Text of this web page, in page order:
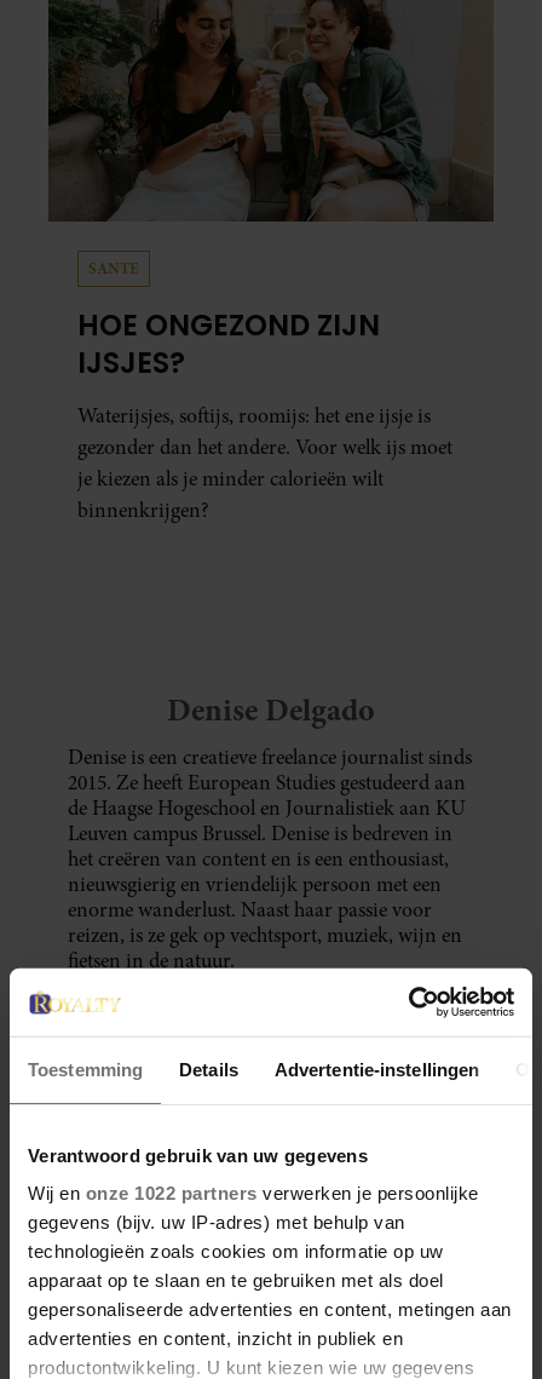
Toestemming Details Advertentie-instellingen
Verantwoord gebruik van uw gegevens
Wij en onze 1022 partners verwerken je persoonlijke
gegevens (bijv. uw IP-adres) met behulp van
technologieën zoals cookies om informatie op uw
apparaat op te slaan en te gebruiken met als doel
gepersonaliseerde advertenties en content, metingen aan
advertenties en content, inzicht in publiek en
productontwikkeling. U kunt kiezen wie uw gegevens
SANTE
HOE ONGEZOND ZIJN
IJSJES?
Waterijsjes, softijs, roomijs: het ene ijsje is
gezonder dan het andere. Voor welk ijs moet
je kiezen als je minder calorieën wilt
binnenkrijgen?
Denise Delgado
Denise is een creatieve freelance journalist sinds
2015. Ze heeft European Studies gestudeerd aan
de Haagse Hogeschool en Journalistiek aan KU
Leuven campus Brussel. Denise is bedreven in
het creëren van content en is een enthousiast,
nieuwsgierig en vriendelijk persoon met een
enorme wanderlust. Naast haar passie voor
reizen, is ze gek op vechtsport, muziek, wijn en
fietsen in de natuur.
Meer van Denise
28 april 2026